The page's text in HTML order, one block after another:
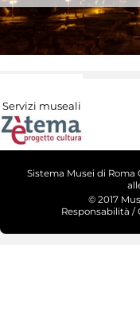
Servizi museali
Sistema Musei di
© 2017
Responsabilità /